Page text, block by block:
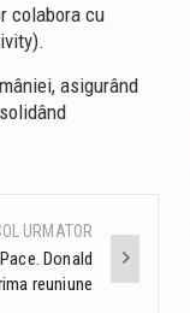
colabora cu
asigurând
URMATOR
Donald
reuniune